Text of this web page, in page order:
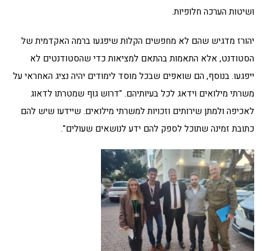
ושיטות הערכה חלופיות.
יהורז מדגיש שהם לא מחפשים הקלות שיפגעו ברמה האקדמית של
הסטודנט, אלא התאמות בהתאם למציאות כדי שהסטודנטים לא
ייפגעו. בנוסף, הם שואפים שבכל מוסד לימודים יהיה נציג האחראי על
משרתי מילואים וידאג לכל בעיותיהם. "דרוש גוף שמטרתו לדאוג
לאכיפה ולמתן שירותים וזכויות למשרתי מילואים. שיידעו שיש להם
כתובת זמינה שתוכל לספק להם ידע לנושאים שעולים".